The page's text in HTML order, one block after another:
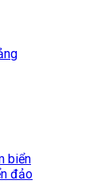
biển
đảo